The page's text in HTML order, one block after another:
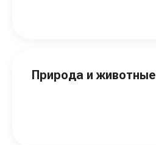
Природа и животные